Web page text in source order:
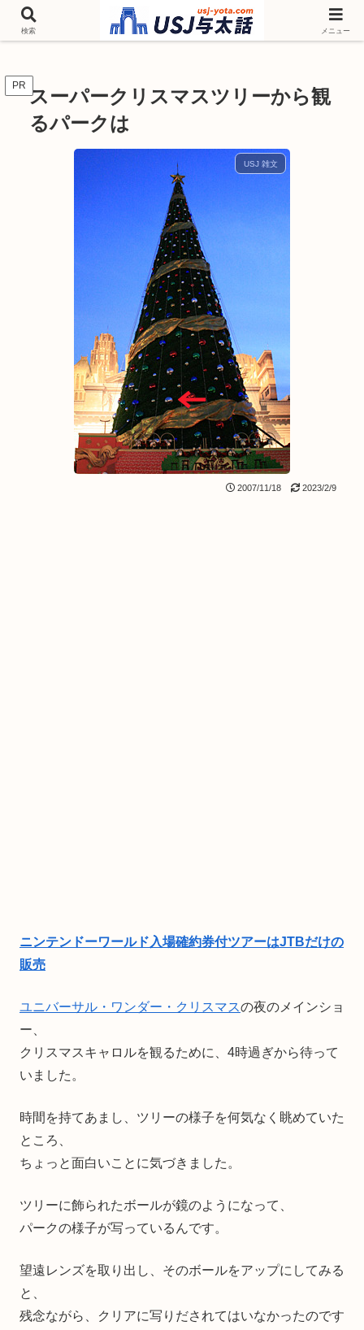
チケットやシーズンイベント ニンテンドーワールド アトラクションなどユニ
バを歩いて情報収集しています
PR スーパークリスマスツリーから観
るパークは
USJ 雑文
2007/11/18 2023/2/9
ニンテンドーワールド入場確約券付ツアーはJTBだけの
販売
ユニバーサル・ワンダー・クリスマスの夜のメインショ
ー、
クリスマスキャロルを観るために、4時過ぎから待って
いました。
時間を持てあまし、ツリーの様子を何気なく眺めていた
ところ、
ちょっと面白いことに気づきました。
ツリーに飾られたボールが鏡のようになって、
パークの様子が写っているんです。
望遠レンズを取り出し、そのボールをアップにしてみる
と、
残念ながら、クリアに写りだされてはいなかったのです
検索 メニュー